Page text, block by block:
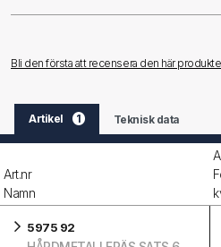
Bli den första att recensera den här
Artikel 1 Teknisk data
Art.nr
Namn
5975 92